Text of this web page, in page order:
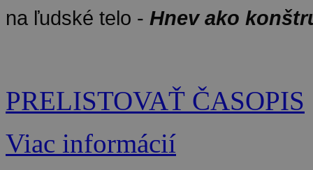
na ľudské telo - Hnev ako
PRELISTOVAŤ ČASOPIS
Viac informácií